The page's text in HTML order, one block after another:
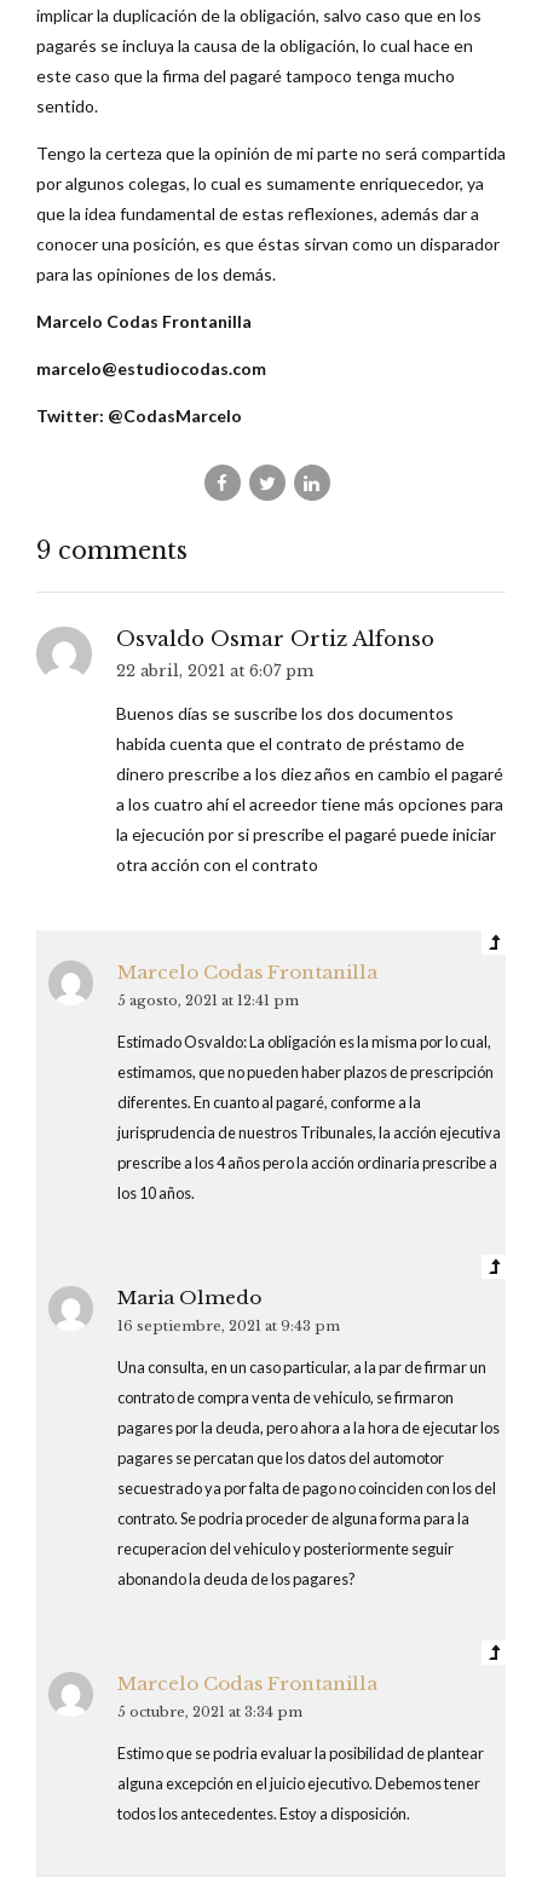
implicar la duplicación de la obligación, salvo caso que en los
pagarés se incluya la causa de la obligación, lo cual hace en
este caso que la firma del pagaré tampoco tenga mucho
sentido.
Tengo la certeza que la opinión de mi parte no será compartida
por algunos colegas, lo cual es sumamente enriquecedor, ya
que la idea fundamental de estas reflexiones, además dar a
conocer una posición, es que éstas sirvan como un disparador
para las opiniones de los demás.
Marcelo Codas Frontanilla
marcelo@estudiocodas.com
Twitter: @CodasMarcelo
9 comments
Osvaldo Osmar Ortiz Alfonso
22 abril, 2021 at 6:07 pm
Buenos días se suscribe los dos documentos
habida cuenta que el contrato de préstamo de
dinero prescribe a los diez años en cambio el pagaré
a los cuatro ahí el acreedor tiene más opciones para
la ejecución por si prescribe el pagaré puede iniciar
otra acción con el contrato
Marcelo Codas Frontanilla
5 agosto, 2021 at 12:41 pm
Estimado Osvaldo: La obligación es la misma por lo cual,
estimamos, que no pueden haber plazos de prescripción
diferentes. En cuanto al pagaré, conforme a la
jurisprudencia de nuestros Tribunales, la acción ejecutiva
prescribe a los 4 años pero la acción ordinaria prescribe a
los 10 años.
Maria Olmedo
16 septiembre, 2021 at 9:43 pm
Una consulta, en un caso particular, a la par de firmar un
contrato de compra venta de vehiculo, se firmaron
pagares por la deuda, pero ahora a la hora de ejecutar los
pagares se percatan que los datos del automotor
secuestrado ya por falta de pago no coinciden con los del
contrato. Se podria proceder de alguna forma para la
recuperacion del vehiculo y posteriormente seguir
abonando la deuda de los pagares?
Marcelo Codas Frontanilla
5 octubre, 2021 at 3:34 pm
Estimo que se podria evaluar la posibilidad de plantear
alguna excepción en el juicio ejecutivo. Debemos tener
todos los antecedentes. Estoy a disposición.